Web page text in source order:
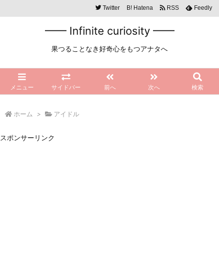
━━ Infinite curiosity ━━
果つることなき好奇心をもつアナタへ
メニュー サイドバー 前へ 次へ 検索
Twitter B! Hatena RSS Feedly
ホーム > アイドル
スポンサーリンク